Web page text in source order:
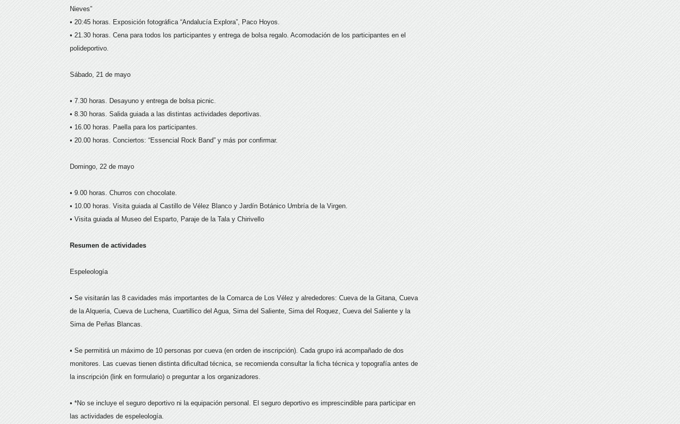
Nieves”
• 20:45 horas. Exposición fotográﬁca “Andalucía Explora”, Paco Hoyos.
• 21.30 horas. Cena para todos los participantes y entrega de bolsa regalo. Acomodación de los participantes en el
polideportivo.
Sábado, 21 de mayo
• 7.30 horas. Desayuno y entrega de bolsa picnic.
• 8.30 horas. Salida guiada a las distintas actividades deportivas.
• 16.00 horas. Paella para los participantes.
• 20.00 horas. Conciertos: “Essencial Rock Band” y más por conﬁrmar.
Domingo, 22 de mayo
• 9.00 horas. Churros con chocolate.
• 10.00 horas. Visita guiada al Castillo de Vélez Blanco y Jardín Botánico Umbría de la Virgen.
• Visita guiada al Museo del Esparto, Paraje de la Tala y Chirivello
Resumen de actividades
Espeleología
• Se visitarán las 8 cavidades más importantes de la Comarca de Los Vélez y alrededores: Cueva de la Gitana, Cueva
de la Alquería, Cueva de Luchena, Cuartillico del Agua, Sima del Saliente, Sima del Roquez, Cueva del Saliente y la
Sima de Peñas Blancas.
• Se permitirá un máximo de 10 personas por cueva (en orden de inscripción). Cada grupo irá acompañado de dos
monitores. Las cuevas tienen distinta diﬁcultad técnica, se recomienda consultar la ﬁcha técnica y topografía antes de
la inscripción (link en formulario) o preguntar a los organizadores.
• *No se incluye el seguro deportivo ni la equipación personal. El seguro deportivo es imprescindible para participar en
las actividades de espeleología.